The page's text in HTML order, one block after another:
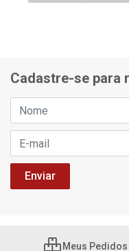
Cadastre-se para
Meus Pedidos